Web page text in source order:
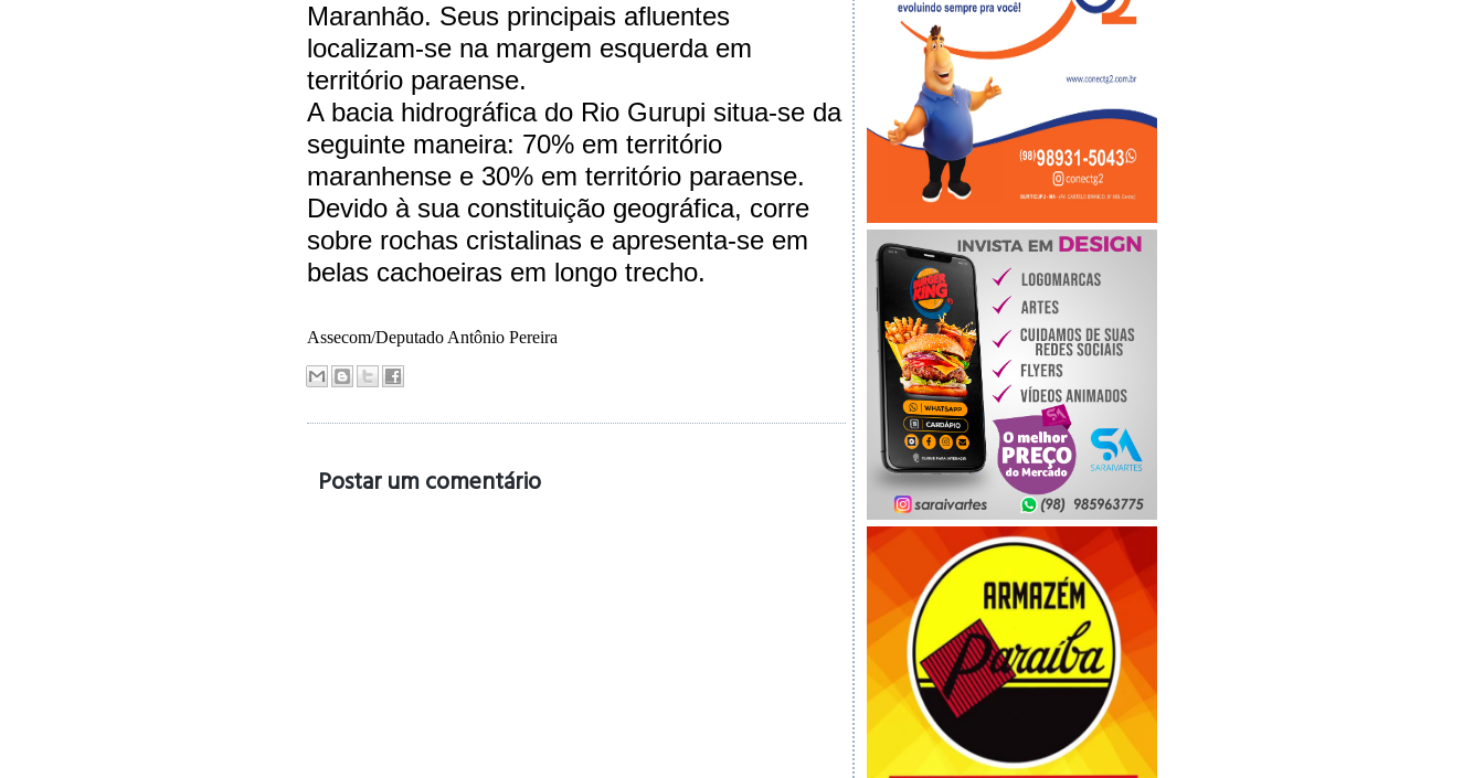
Maranhão. Seus principais afluentes
localizam-se na margem esquerda em
território paraense.
A bacia hidrográfica do Rio Gurupi situa-se da
seguinte maneira: 70% em território
maranhense e 30% em território paraense.
Devido à sua constituição geográfica, corre
sobre rochas cristalinas e apresenta-se em
belas cachoeiras em longo trecho.
Assecom/Deputado Antônio Pereira
Postar um comentário